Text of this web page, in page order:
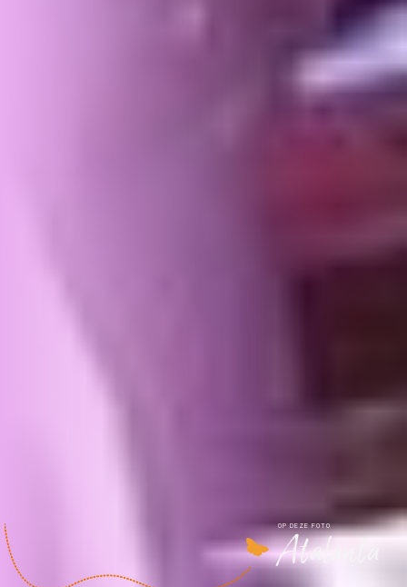
OP DEZE FOTO
Atalanta